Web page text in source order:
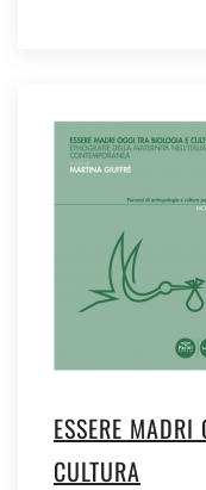
ESSERE
CULTURA